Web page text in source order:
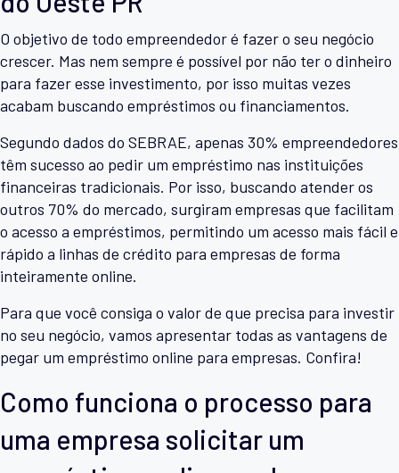
O objetivo de todo empreendedor é fazer o seu negócio
crescer. Mas nem sempre é possível por não ter o dinheiro
para fazer esse investimento, por isso muitas vezes
acabam buscando empréstimos ou financiamentos.
Segundo dados do SEBRAE, apenas 30% empreendedores
têm sucesso ao pedir um empréstimo nas instituições
financeiras tradicionais. Por isso, buscando atender os
outros 70% do mercado, surgiram empresas que facilitam
o acesso a empréstimos, permitindo um acesso mais fácil e
rápido a linhas de crédito para empresas de forma
inteiramente online.
Para que você consiga o valor de que precisa para investir
no seu negócio, vamos apresentar todas as vantagens de
pegar um empréstimo online para empresas. Confira!
Como funciona o processo para
uma empresa solicitar um